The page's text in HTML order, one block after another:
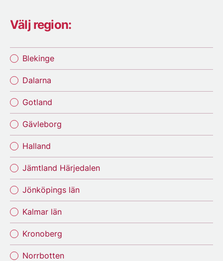
Välj region:
Blekinge
Dalarna
Gotland
Gävleborg
Halland
Jämtland Härjedalen
Jönköpings län
Kalmar län
Kronoberg
Norrbotten